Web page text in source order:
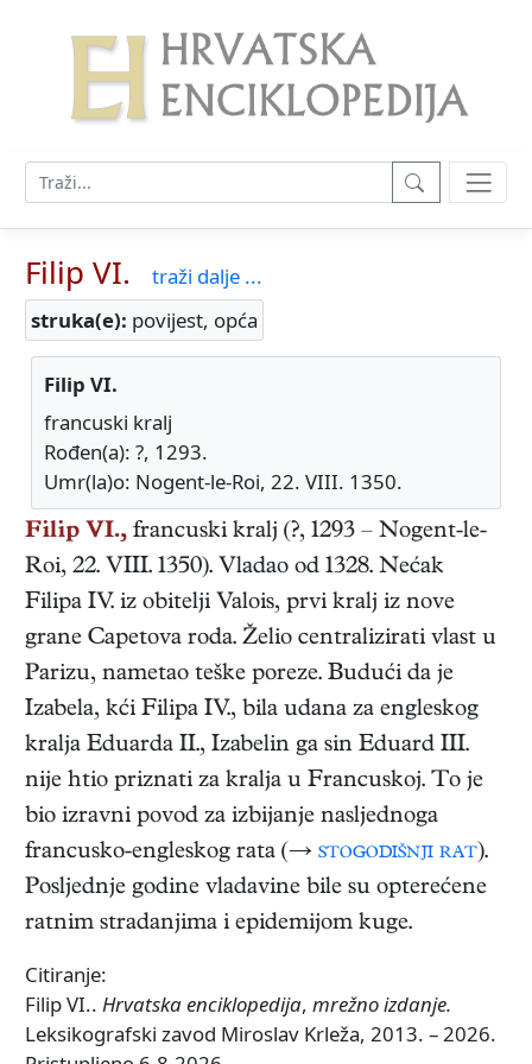
Filip VI.
traži dalje ...
struka(e): povijest, opća
Filip VI.
francuski kralj
Rođen(a): ?, 1293.
Umr(la)o: Nogent-le-Roi, 22. VIII. 1350.
Filip VI., francuski kralj (?, 1293 – Nogent-le-
Roi, 22. VIII. 1350). Vladao od 1328. Nećak
Filipa IV. iz obitelji Valois, prvi kralj iz nove
grane Capetova roda. Želio centralizirati vlast u
Parizu, nametao teške poreze. Budući da je
Izabela, kći Filipa IV., bila udana za engleskog
kralja Eduarda II., Izabelin ga sin Eduard III.
nije htio priznati za kralja u Francuskoj. To je
bio izravni povod za izbijanje nasljednoga
francusko-engleskog rata (→ stogodišnji rat).
Posljednje godine vladavine bile su opterećene
ratnim stradanjima i epidemijom kuge.
Citiranje:
Filip VI.. Hrvatska enciklopedija, mrežno izdanje.
Leksikografski zavod Miroslav Krleža, 2013. – 2026.